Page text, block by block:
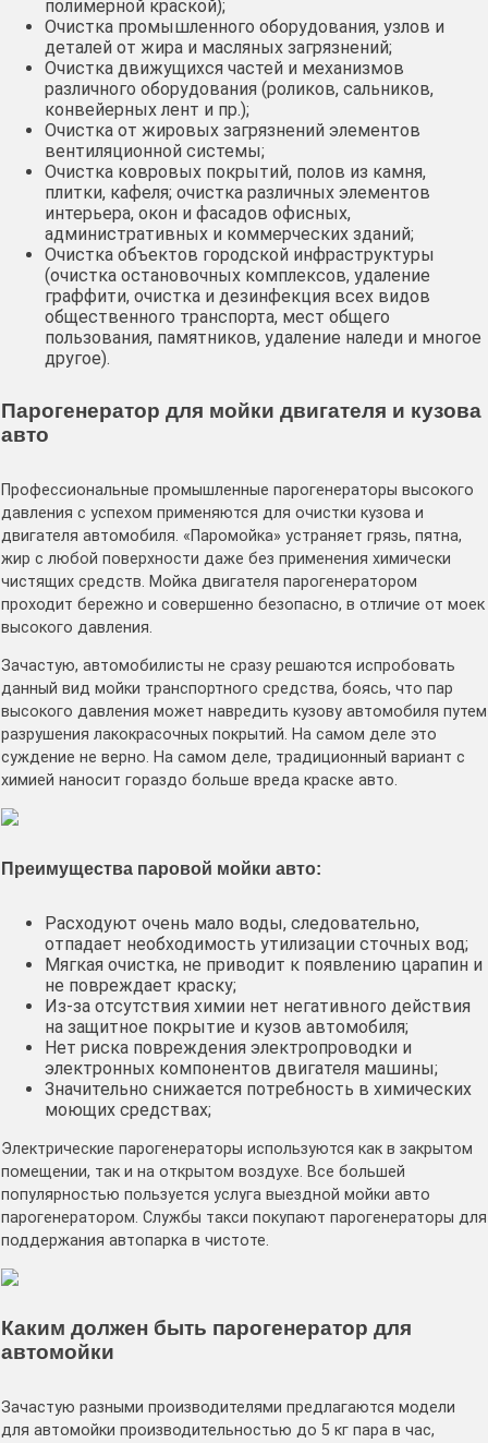
полимерной краской);
Очистка промышленного оборудования, узлов и
деталей от жира и масляных загрязнений;
Очистка движущихся частей и механизмов
различного оборудования (роликов, сальников,
конвейерных лент и пр.);
Очистка от жировых загрязнений элементов
вентиляционной системы;
Очистка ковровых покрытий, полов из камня,
плитки, кафеля; очистка различных элементов
интерьера, окон и фасадов офисных,
административных и коммерческих зданий;
Очистка объектов городской инфраструктуры
(очистка остановочных комплексов, удаление
граффити, очистка и дезинфекция всех видов
общественного транспорта, мест общего
пользования, памятников, удаление наледи и многое
другое).
Парогенератор для мойки двигателя и кузова
авто
Профессиональные промышленные парогенераторы высокого
давления с успехом применяются для очистки кузова и
двигателя автомобиля. «Паромойка» устраняет грязь, пятна,
жир с любой поверхности даже без применения химически
чистящих средств. Мойка двигателя парогенератором
проходит бережно и совершенно безопасно, в отличие от моек
высокого давления.
Зачастую, автомобилисты не сразу решаются испробовать
данный вид мойки транспортного средства, боясь, что пар
высокого давления может навредить кузову автомобиля путем
разрушения лакокрасочных покрытий. На самом деле это
суждение не верно. На самом деле, традиционный вариант с
химией наносит гораздо больше вреда краске авто.
Преимущества паровой мойки авто:
Расходуют очень мало воды, следовательно,
отпадает необходимость утилизации сточных вод;
Мягкая очистка, не приводит к появлению царапин и
не повреждает краску;
Из-за отсутствия химии нет негативного действия
на защитное покрытие и кузов автомобиля;
Нет риска повреждения электропроводки и
электронных компонентов двигателя машины;
Значительно снижается потребность в химических
моющих средствах;
Электрические парогенераторы используются как в закрытом
помещении, так и на открытом воздухе. Все большей
популярностью пользуется услуга выездной мойки авто
парогенератором. Службы такси покупают парогенераторы для
поддержания автопарка в чистоте.
Каким должен быть парогенератор для
автомойки
Зачастую разными производителями предлагаются модели
для автомойки производительностью до 5 кг пара в час,